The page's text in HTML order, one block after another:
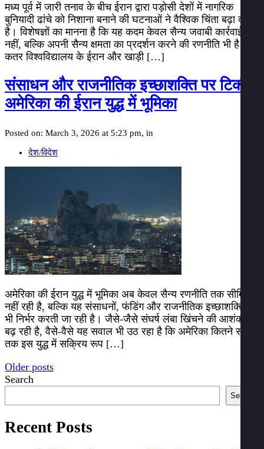
मध्य पूर्व में जारी तनाव के बीच ईरान द्वारा पड़ोसी देशों में नागरिक
बुनियादी ढांचे को निशाना बनाने की घटनाओं ने वैश्विक चिंता बढ़ा दी
है। विशेषज्ञों का मानना है कि यह कदम केवल सैन्य जवाबी कार्रवाई
नहीं, बल्कि अपनी सैन्य क्षमता का प्रदर्शन करने की रणनीति भी है।
कतर विश्वविद्यालय के ईरान और खाड़ी […]
संसाधन और राजनीतिक इच्छाशक्ति पर टिकी
अमेरिका की ईरान युद्ध में भूमिका
Posted on: March 3, 2026 at 5:23 pm, in
देश/विदेश
अमेरिका की ईरान युद्ध में भूमिका अब केवल सैन्य रणनीति तक सीमित
नहीं रही है, बल्कि यह संसाधनों, फंडिंग और राजनीतिक इच्छाशक्ति पर
भी निर्भर करती जा रही है। जैसे-जैसे संघर्ष लंबा खिंचने की आशंका
बढ़ रही है, वैसे-वैसे यह सवाल भी उठ रहा है कि अमेरिका कितने समय
तक इस युद्ध में सक्रिय रूप […]
Posts
navigation
Older posts
Search
Search
Recent Posts